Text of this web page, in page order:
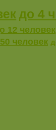
до 4
12 человек
человек